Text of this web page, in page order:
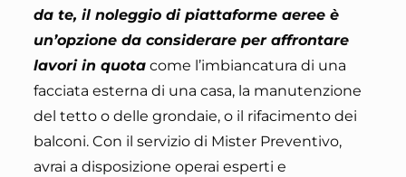
da te, il noleggio di piattaforme aeree è
un’opzione da considerare per affrontare
lavori in quotacome l’imbiancatura di una
facciata esterna di una casa, la manutenzione
del tetto o delle grondaie, o il rifacimento dei
balconi. Con il servizio di Mister Preventivo,
avrai a disposizione operai esperti e